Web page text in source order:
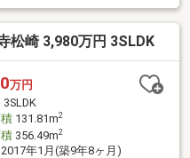
ームを実現。中古物件をリ
購入費用とリノベ工事費用
。3Dモデリングでリフォー
・買い替え・購入+リノベ
い！お問い合わせは【086-
ボタンから。
松崎 3,980万円 3SLDK
万円
3SLDK
131.81m2
356.49m2
2017年1月(築9年8ヶ月)